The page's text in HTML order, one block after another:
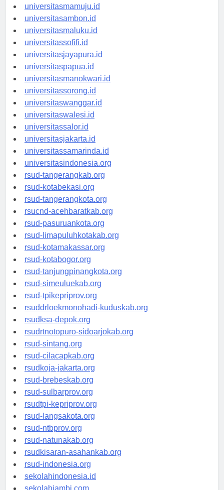
universitasgorontalo.id
universitasmamuju.id
universitasambon.id
universitasmaluku.id
universitassofifi.id
universitasjayapura.id
universitaspapua.id
universitasmanokwari.id
universitassorong.id
universitaswanggar.id
universitaswalesi.id
universitassalor.id
universitasjakarta.id
universitassamarinda.id
universitasindonesia.org
rsud-tangerangkab.org
rsud-kotabekasi.org
rsud-tangerangkota.org
rsucnd-acehbaratkab.org
rsud-pasuruankota.org
rsud-limapuluhkotakab.org
rsud-kotamakassar.org
rsud-kotabogor.org
rsud-tanjungpinangkota.org
rsud-simeuluekab.org
rsud-tpikepriprov.org
rsuddrloekmonohadi-kuduskab.org
rsudksa-depok.org
rsudrtnotopuro-sidoarjokab.org
rsud-sintang.org
rsud-cilacapkab.org
rsudkoja-jakarta.org
rsud-brebeskab.org
rsud-sulbarprov.org
rsudtpi-kepriprov.org
rsud-langsakota.org
rsud-ntbprov.org
rsud-natunakab.org
rsudkisaran-asahankab.org
rsud-indonesia.org
sekolahindonesia.id